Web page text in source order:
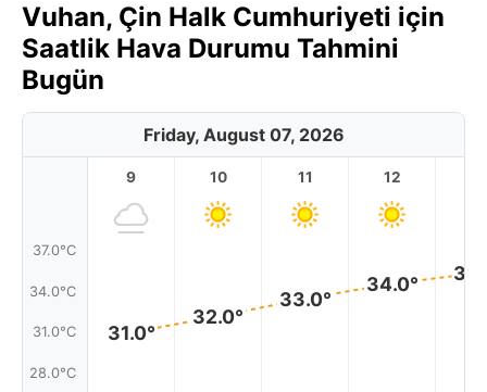
Vuhan, Çin Halk Cumhuriyeti için
Saatlik Hava Durumu Tahmini
Bugün
Friday, August 07, 2026
37.0°C
34.0°C
31.0°C
28.0°C
9
31.0°
10
32.0°
11
33.0°
12
34.0°